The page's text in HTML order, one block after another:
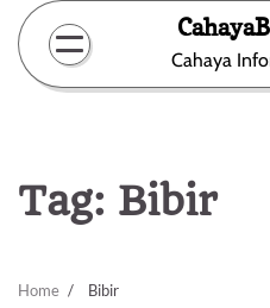
Skip
content
Cahaya
Tag: Bibir
Home Bibir